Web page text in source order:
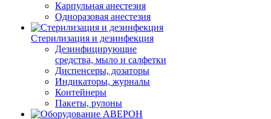
Карпульная анестезия
Одноразовая анестезия
Стерилизация и дезинфекция
Дезинфицирующие
средства, мыло и салфетки
Диспенсеры, дозаторы
Индикаторы, журналы
Контейнеры
Пакеты, рулоны